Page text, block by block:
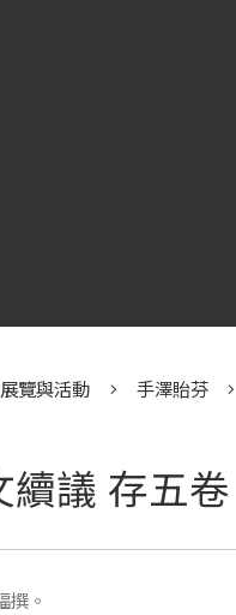
展覽與活動 手澤貽芬
續議 存五卷
撰。